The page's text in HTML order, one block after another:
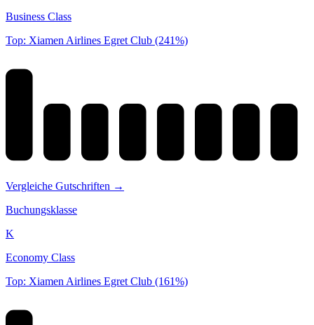
Business Class
Top: Xiamen Airlines Egret Club (241%)
Vergleiche Gutschriften →
Buchungsklasse
K
Economy Class
Top: Xiamen Airlines Egret Club (161%)